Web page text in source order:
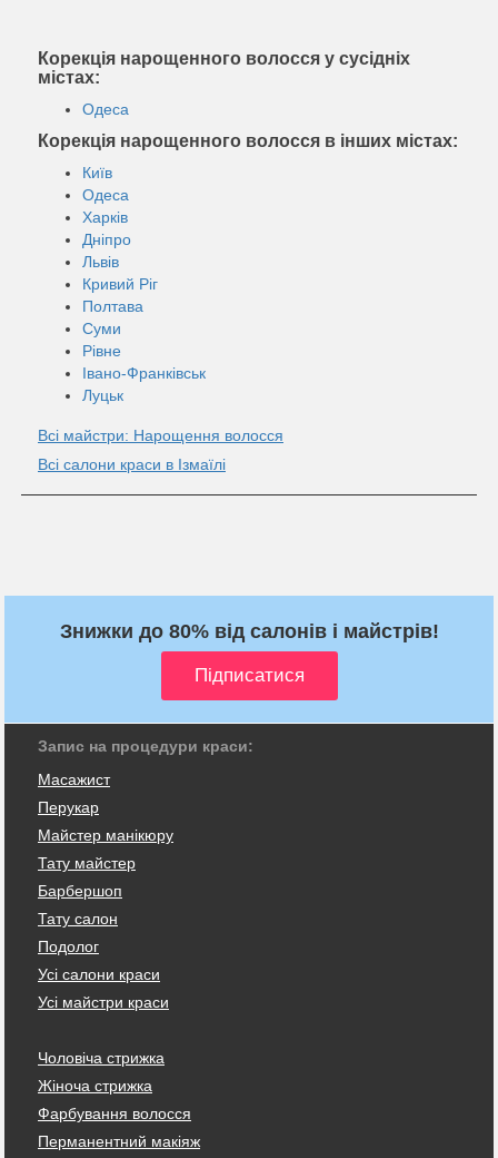
Корекція нарощенного волосся у сусідніх
містах:
Одеса
Корекція нарощенного волосся в інших містах:
Київ
Одеса
Харків
Дніпро
Львів
Кривий Ріг
Полтава
Суми
Рівне
Івано-Франківськ
Луцьк
Всі майстри: Нарощення волосся
Всі салони краси в Ізмаїлі
Знижки до 80% від салонів і майстрів!
Запис на процедури краси:
Масажист
Перукар
Майстер манікюру
Тату майстер
Барбершоп
Тату салон
Подолог
Усі салони краси
Усі майстри краси
Чоловіча стрижка
Жіноча стрижка
Фарбування волосся
Перманентний макіяж